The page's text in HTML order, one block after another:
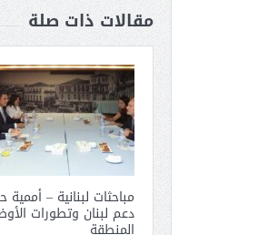
مقالات ذات صلة
مباحثات لبنانية – أممية
دعم لبنان وتطورات